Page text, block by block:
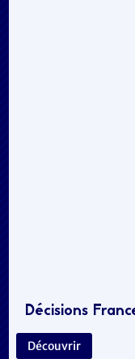
Décisions
Découvrir